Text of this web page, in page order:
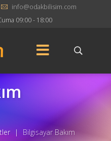
info@odakbilisim.com
09:00 - 18:00
|
Bilgisayar Bakım